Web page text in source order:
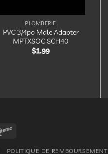
PLOMBERIE
PVC 3/4po Male Adapter
MPTXSOC SCH40
$1.99
POLITIQUE DE REMBOURSEMENT